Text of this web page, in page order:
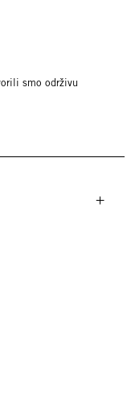
smo održivu